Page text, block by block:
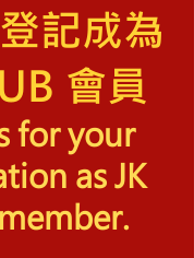
記成為
會員
for your
as JK